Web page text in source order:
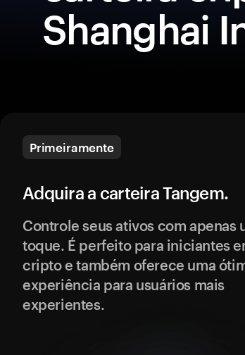
Shanghai
Primeiramente
Adquira a carteira Tangem.
Controle seus ativos com apenas
toque. É perfeito para iniciantes
cripto e também oferece uma
experiência para usuários mais
experientes.